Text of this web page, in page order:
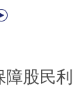
障股民利